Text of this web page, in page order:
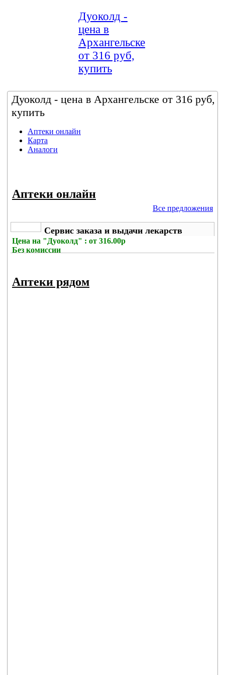
Дуоколд -
цена в
Архангельске
от 316 руб,
купить
Дуоколд - цена в Архангельске от 316 руб,
купить
Аптеки онлайн
Карта
Аналоги
Аптеки онлайн
Все предложения
Сервис заказа и выдачи лекарств
Цена на "Дуоколд" : от 316.00р
Без комиссии
Аптеки рядом